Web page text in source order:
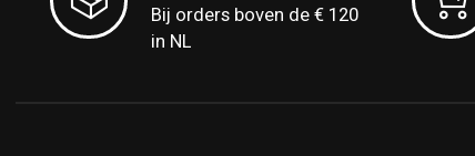
Bij orders boven de € 120
in NL